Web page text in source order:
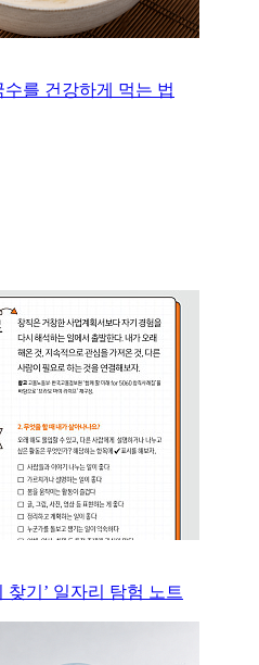
수를 건강하게 먹는 법
찾기’ 일자리 탐험 노트